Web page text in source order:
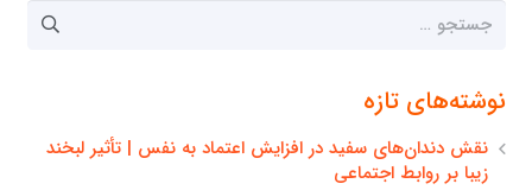
جستجو
نوشته‌های تازه
نقش دندان‌های سفید در افزایش اعتماد به نفس | تأثیر لبخند
زیبا بر روابط اجتماعی